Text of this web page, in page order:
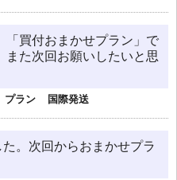
「買付おまかせプラン」で
また次回お願いしたいと思
プラン 国際発送
。次回からおまかせプラ